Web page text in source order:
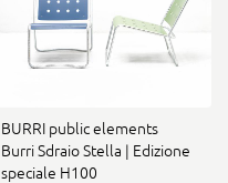
BURRI public elements
Burri Sdraio Stella | Edizione
speciale H100